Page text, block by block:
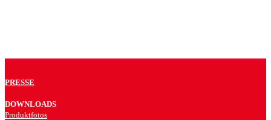
PRESSE
DOWNLOADS
Produktfotos